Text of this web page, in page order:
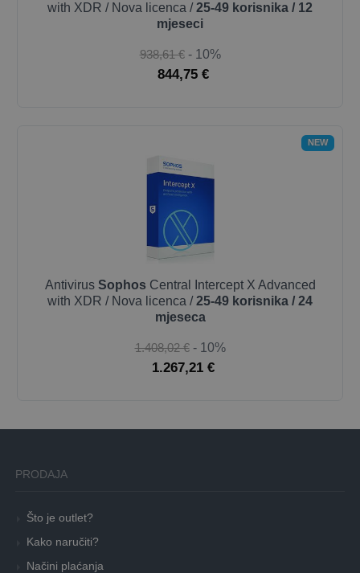
with XDR / Nova licenca /25-49 korisnika / 12
mjeseci
938,61 € - 10%
844,75 €
NEW
Antivirus Sophos Central Intercept X Advanced
with XDR / Nova licenca /25-49 korisnika / 24
mjeseca
1.408,02 € - 10%
1.267,21 €
PRODAJA
Što je outlet?
Kako naručiti?
Načini plaćanja